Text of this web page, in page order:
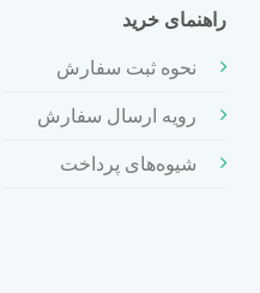
راهنمای خرید
نحوه ثبت سفارش
رویه ارسال سفارش
شیوه‌های پرداخت